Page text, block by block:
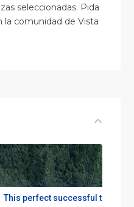
seleccionadas. Pida
la comunidad de Vista
This perfect successful turnke...